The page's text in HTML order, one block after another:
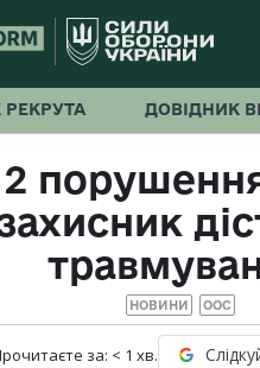
ДОВІДНИК
НОВИНИ ООС
за: < 1 хв.